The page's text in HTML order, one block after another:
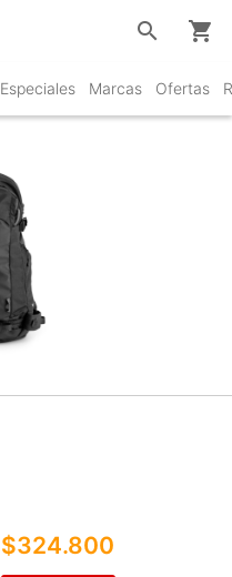
Especiales Marcas Ofertas
search shopping_cart
$324.800